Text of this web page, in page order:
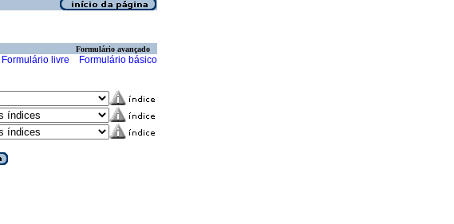
Formulário avançado
Formulário livre Formulário básico